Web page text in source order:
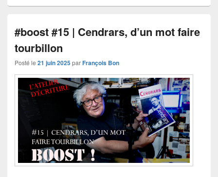
#boost #15 | Cendrars, d’un mot faire
tourbillon
Posté le 21 juin 2025parFrançois Bon